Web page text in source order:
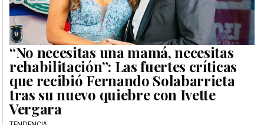
“No necesitas una mamá, necesitas
rehabilitación”: Las fuertes críticas
que recibió Fernando Solabarrieta
tras su nuevo quiebre con Ivette
Vergara